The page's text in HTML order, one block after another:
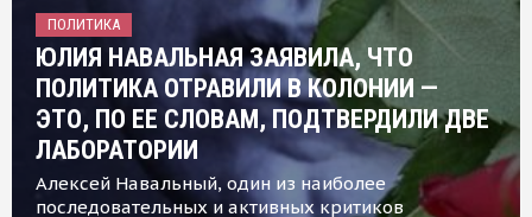
ПОЛИТИКА
ЮЛИЯ НАВАЛЬНАЯ ЗАЯВИЛА, ЧТО
ПОЛИТИКА ОТРАВИЛИ В КОЛОНИИ —
ЭТО, ПО ЕЕ СЛОВАМ, ПОДТВЕРДИЛИ ДВЕ
ЛАБОРАТОРИИ
Алексей Навальный, один из наиболее
последовательных и активных критиков